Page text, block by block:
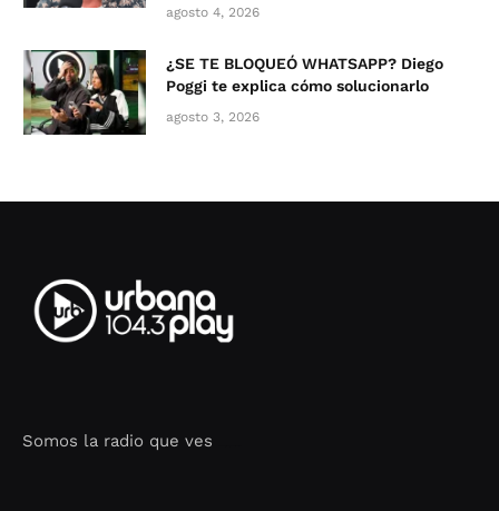
agosto 4, 2026
¿SE TE BLOQUEÓ WHATSAPP? Diego
Poggi te explica cómo solucionarlo
agosto 3, 2026
Somos la radio que ves